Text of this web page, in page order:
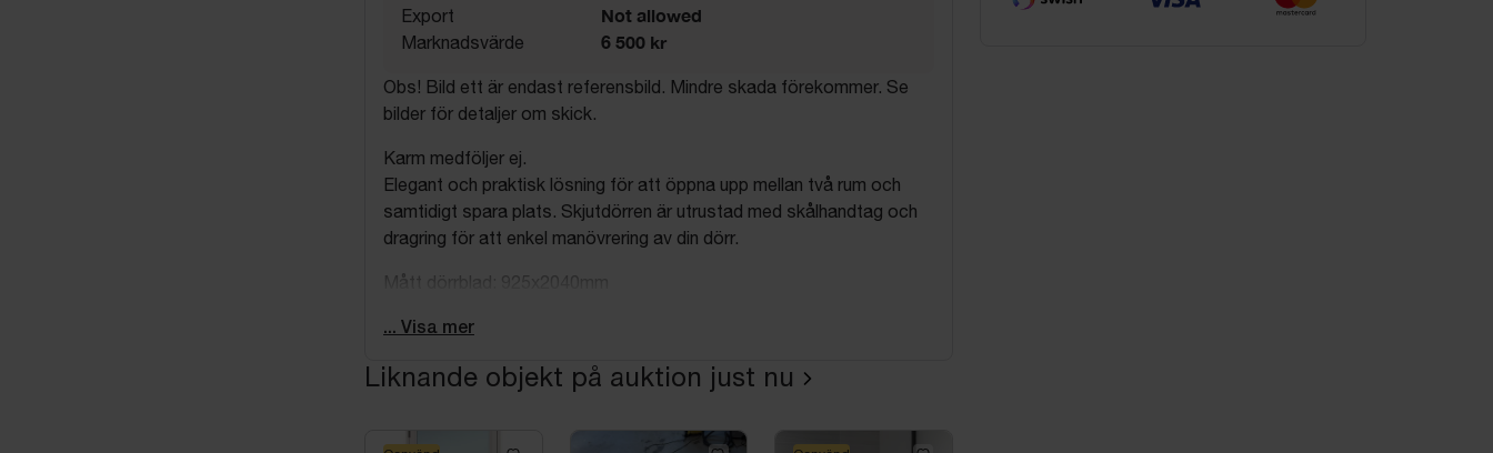
Export Not allowed
Marknadsvärde 6 500 kr
Obs! Bild ett är endast referensbild. Mindre skada förekommer. Se
bilder för detaljer om skick.
Karm medföljer ej.
Elegant och praktisk lösning för att öppna upp mellan två rum och
samtidigt spara plats. Skjutdörren är utrustad med skålhandtag och
dragring för att enkel manövrering av din dörr.
Mått dörrblad: 925x2040mm
Färg: Vit (NCS S-0502-Y)
Produkten är en retur och har skadat emballage.
... Visa mer
Liknande objekt på auktion just nu